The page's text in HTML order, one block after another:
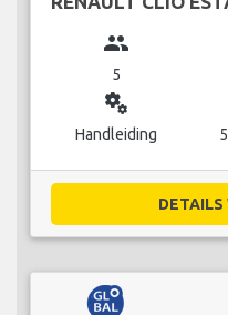
group
5
miscellaneous_services
Handleiding
DETAILS